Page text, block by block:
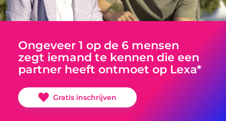
Ongeveer 1 op de 6 mensen
zegt iemand te kennen die een
partner heeft ontmoet op Lexa*
Gratis inschrijven